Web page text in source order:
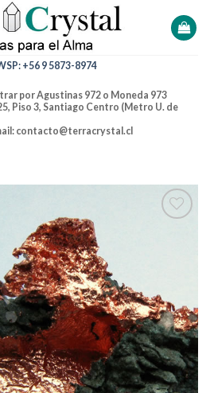
+56 9 5873-8974
972 o Moneda 973
Centro (Metro U. de